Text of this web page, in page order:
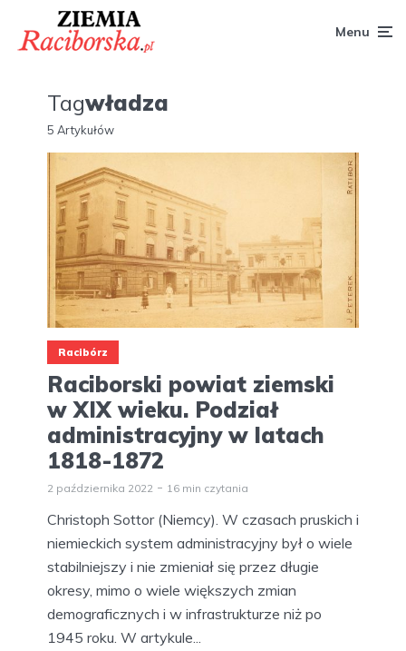
Menu
Tagwładza
5 Artykułów
Racibórz
Raciborski powiat ziemski
w XIX wieku. Podział
administracyjny w latach
1818-1872
2 października 2022 16 min czytania
Christoph Sottor (Niemcy). W czasach pruskich i
niemieckich system administracyjny był o wiele
stabilniejszy i nie zmieniał się przez długie
okresy, mimo o wiele większych zmian
demograficznych i w infrastrukturze niż po
1945 roku. W artykule...